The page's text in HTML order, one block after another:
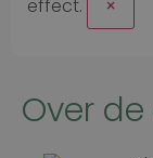
effect.
×
Over wp-